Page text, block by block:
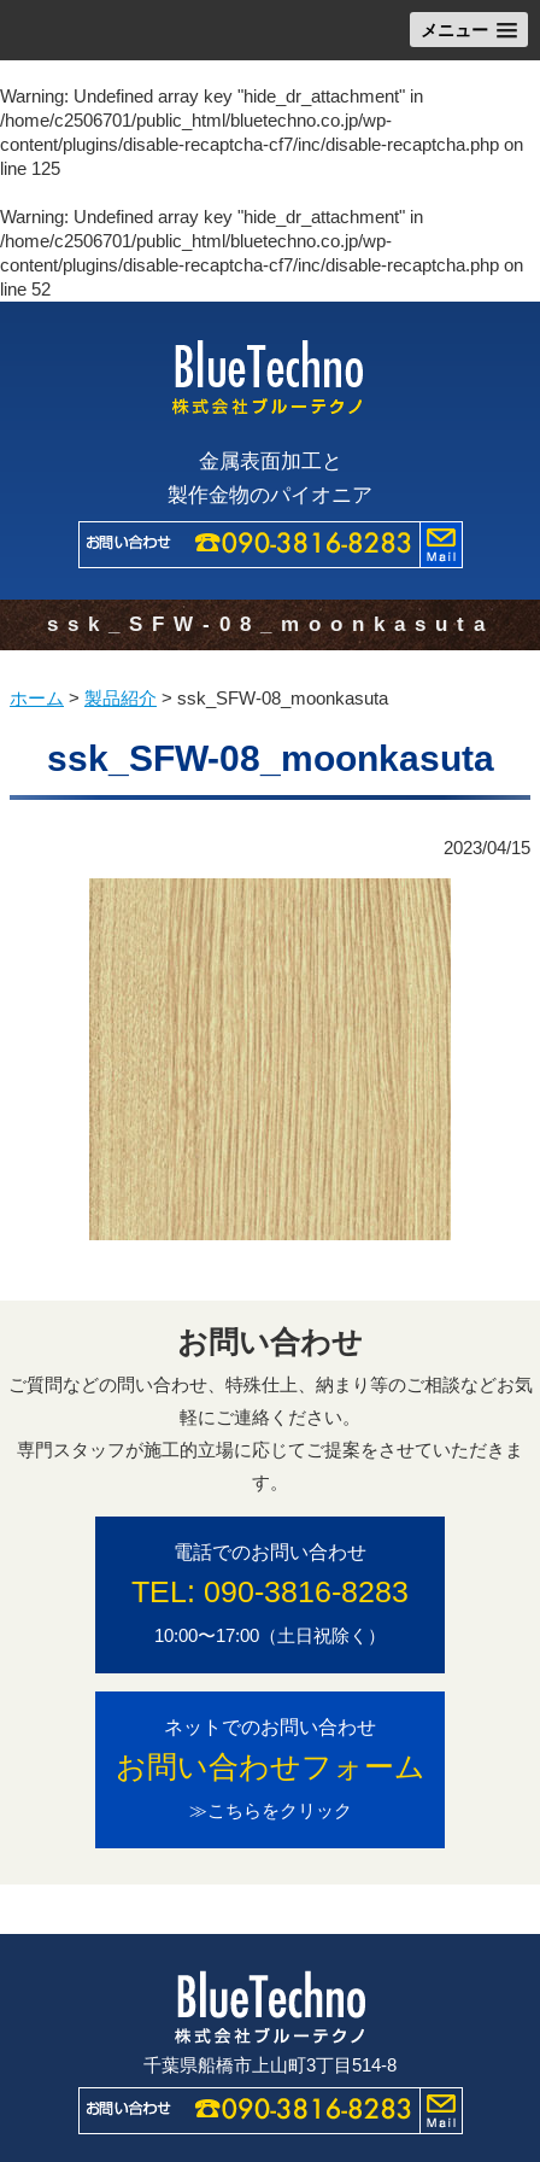
メニュー
Warning: Undefined array key "hide_dr_attachment" in
/home/c2506701/public_html/bluetechno.co.jp/wp-
content/plugins/disable-recaptcha-cf7/inc/disable-recaptcha.php on
line 125
Warning: Undefined array key "hide_dr_attachment" in
/home/c2506701/public_html/bluetechno.co.jp/wp-
content/plugins/disable-recaptcha-cf7/inc/disable-recaptcha.php on
line 52
金属表面加工と
製作金物のパイオニア
ssk_SFW-08_moonkasuta
ホーム > 製品紹介 > ssk_SFW-08_moonkasuta
ssk_SFW-08_moonkasuta
2023/04/15
お問い合わせ
ご質問などの問い合わせ、特殊仕上、納まり等のご相談などお気
軽にご連絡ください。
専門スタッフが施工的立場に応じてご提案をさせていただきま
す。
電話でのお問い合わせ
TEL: 090-3816-8283
10:00〜17:00（土日祝除く）
ネットでのお問い合わせ
お問い合わせフォーム
≫こちらをクリック
千葉県船橋市上山町3丁目514-8